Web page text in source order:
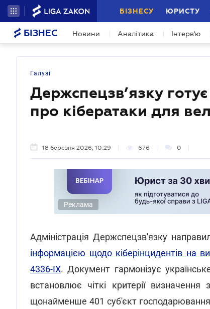
БІЗНЕСУ ЮРИСТУ
БІЗНЕС Новини Аналітика Інтерв'ю
Галузі
Держспецзв’язку
про кібератаки для
18 березня 2026, 10:29 676 0
Реклама
Адміністрація Держспецзв'язку
інформацією щодо кіберінцидентів на
4336-IX. Документ гармонізує
встановлює чіткі критерії
щонайменше 401 суб'єкт